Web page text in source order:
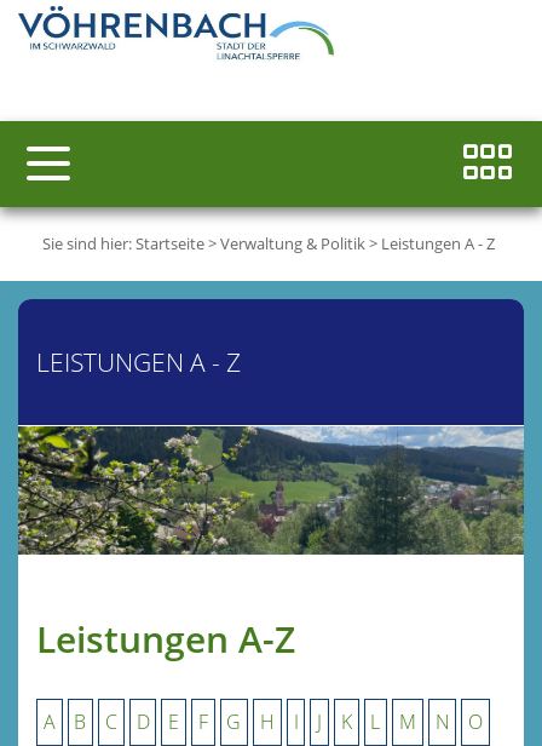
Sie sind hier:Startseite>Verwaltung & Politik> Leistungen A - Z
LEISTUNGEN A - Z
Leistungen A-Z
A B C D E F G H I J K L M N O